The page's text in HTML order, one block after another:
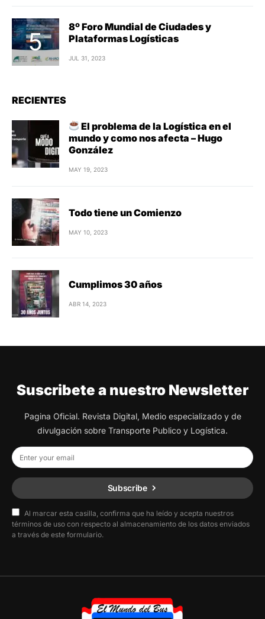
8º Foro Mundial de Ciudades y
Plataformas Logísticas
JUL 31, 2023
RECIENTES
El problema de la Logística en el
mundo y como nos afecta – Hugo
González
MAY 19, 2023
Todo tiene un Comienzo
MAY 10, 2023
Cumplimos 30 años
ABR 14, 2023
Suscribete a nuestro Newsletter
Pagina Oficial. Revista Digital, Medio especializado y de
divulgación sobre Transporte Publico y Logística.
Subscribe
Al marcar esta casilla, confirma que ha leído y acepta nuestros
términos de uso con respecto al almacenamiento de los datos enviados
a través de este formulario.